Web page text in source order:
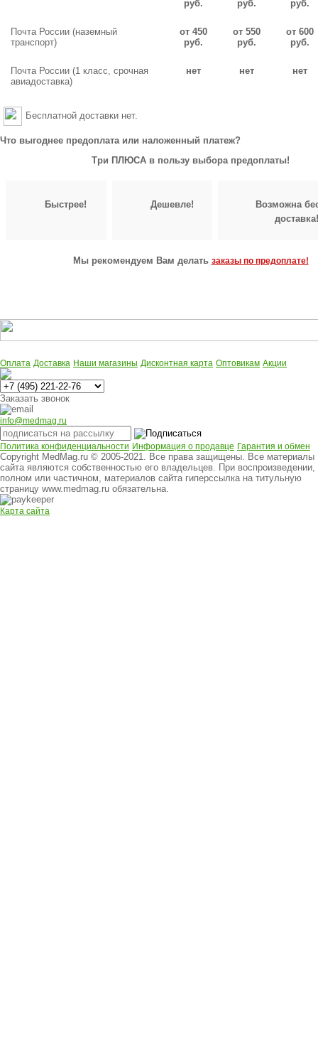
руб.
руб.
руб.
Почта России (наземный
транспорт)
от 450
руб.
от 550
руб.
от 600
руб.
Почта России (1 класс, срочная
авиадоставка)
нет нет нет
Бесплатной доставки нет.
Что выгоднее предоплата или наложенный платеж?
Три ПЛЮСА в пользу выбора предоплаты!
Быстрее! Дешевле!
Возможна
доставка!
Мы рекомендуем Вам делать заказы по предоплате!
Оплата Доставка Наши магазины Дисконтная карта Оптовикам Акции
Заказать звонок
info@medmag.ru
Политика конфиденциальности Информация о продавце Гарантия и обмен
Copyright MedMag.ru © 2005-2021. Все права защищены. Все материалы
сайта являются собственностью его владельцев. При воспроизведении,
полном или частичном, материалов сайта гиперссылка на титульную
страницу www.medmag.ru обязательна.
Карта сайта